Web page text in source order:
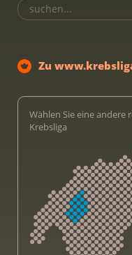
Zu
Wählen Sie eine andere
Krebsliga